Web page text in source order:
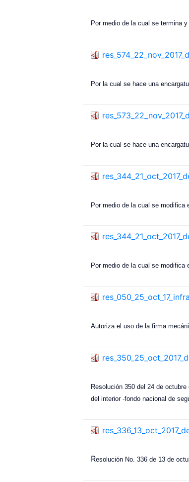
Por medio de la cual se termina
Por la cual se hace una
Por la cual se hace una
Por medio de la cual se modifica
Por medio de la cual se modifica
Autoriza el uso de la firma
Resolución 350 del 24 de
del interior -fondo nacional de
Resolución No. 336 de 13 de